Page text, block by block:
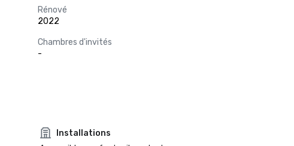
Rénové
2022
Chambres d'invités
-
Installations